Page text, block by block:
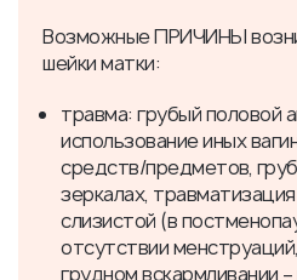
Возможные ПРИЧИНЫ
шейки матки:
травма: грубый половой
использование иных
средств/предметов,
зеркалах,
слизистой (в
отсутствии
грудном вскармливании –